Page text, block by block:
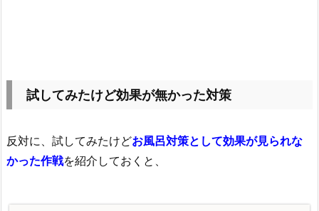
試してみたけど効果が無かった対策
反対に、試してみたけどお風呂対策として効果が見られな
かった作戦を紹介しておくと、